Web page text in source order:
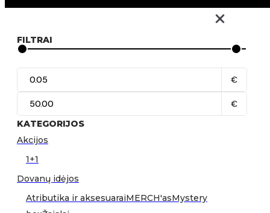
FILTRAI
€
€
KATEGORIJOS
Akcijos
1+1
Dovanų idėjos
Atributika ir aksesuaraiMERCH'asMystery